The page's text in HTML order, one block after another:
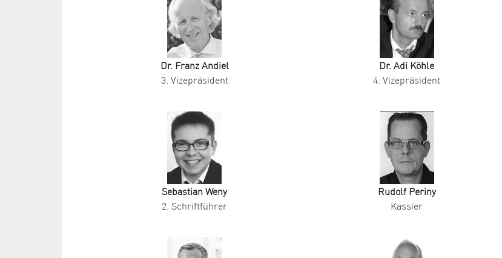
Dr. Franz Andiel
3. Vizepräsident
Dr. Adi Köhle
4. Vizepräsident
Sebastian Weny
2. Schriftführer
Rudolf Periny
Kassier